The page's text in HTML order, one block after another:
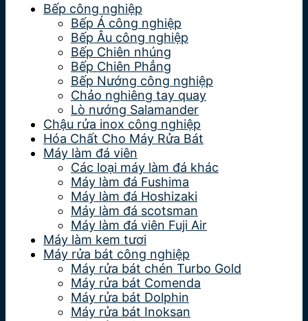
Bếp công nghiệp
Bếp Á công nghiệp
Bếp Âu công nghiệp
Bếp Chiên nhúng
Bếp Chiên Phẳng
Bếp Nướng công nghiệp
Chảo nghiêng tay quay
Lò nướng Salamander
Chậu rửa inox công nghiệp
Hóa Chất Cho Máy Rửa Bát
Máy làm đá viên
Các loại máy làm đá khác
Máy làm đá Fushima
Máy làm đá Hoshizaki
Máy làm đá scotsman
Máy làm đá viên Fuji Air
Máy làm kem tươi
Máy rửa bát công nghiệp
Máy rửa bát chén Turbo Gold
Máy rửa bát Comenda
Máy rửa bát Dolphin
Máy rửa bát Inoksan